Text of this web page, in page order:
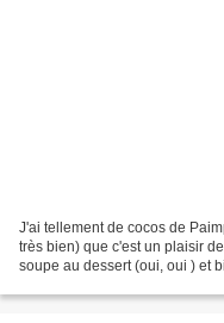
J'ai tellement de cocos de
très bien) que c'est un plaisir
soupe au dessert (oui, oui ) et